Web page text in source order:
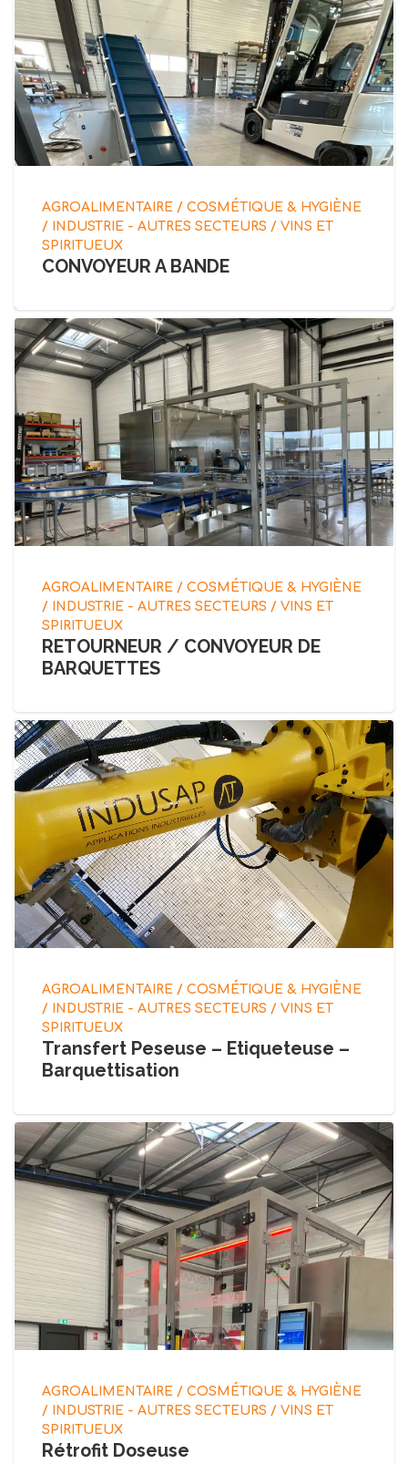
AGROALIMENTAIRE / COSMÉTIQUE & HYGIÈNE
/ INDUSTRIE - AUTRES SECTEURS / VINS ET
SPIRITUEUX
CONVOYEUR A BANDE
AGROALIMENTAIRE / COSMÉTIQUE & HYGIÈNE
/ INDUSTRIE - AUTRES SECTEURS / VINS ET
SPIRITUEUX
RETOURNEUR / CONVOYEUR DE
BARQUETTES
AGROALIMENTAIRE / COSMÉTIQUE & HYGIÈNE
/ INDUSTRIE - AUTRES SECTEURS / VINS ET
SPIRITUEUX
Transfert Peseuse – Etiqueteuse –
Barquettisation
AGROALIMENTAIRE / COSMÉTIQUE & HYGIÈNE
/ INDUSTRIE - AUTRES SECTEURS / VINS ET
SPIRITUEUX
Rétrofit Doseuse